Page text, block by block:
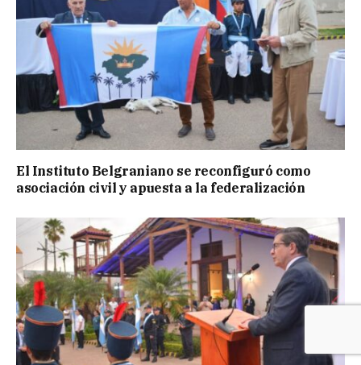
El Instituto Belgraniano se reconfiguró como
asociación civil y apuesta a la federalización